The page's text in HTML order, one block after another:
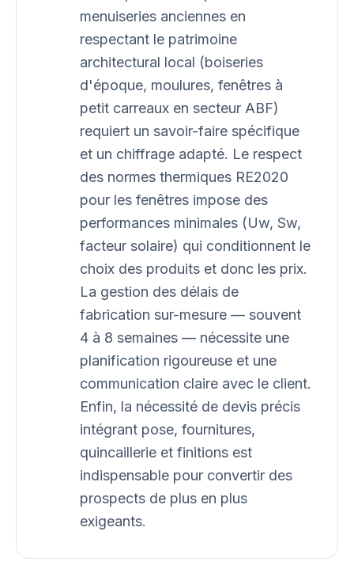
menuiseries anciennes en
respectant le patrimoine
architectural local (boiseries
d'époque, moulures, fenêtres à
petit carreaux en secteur ABF)
requiert un savoir-faire spécifique
et un chiffrage adapté. Le respect
des normes thermiques RE2020
pour les fenêtres impose des
performances minimales (Uw, Sw,
facteur solaire) qui conditionnent le
choix des produits et donc les prix.
La gestion des délais de
fabrication sur-mesure — souvent
4 à 8 semaines — nécessite une
planification rigoureuse et une
communication claire avec le client.
Enfin, la nécessité de devis précis
intégrant pose, fournitures,
quincaillerie et finitions est
indispensable pour convertir des
prospects de plus en plus
exigeants.